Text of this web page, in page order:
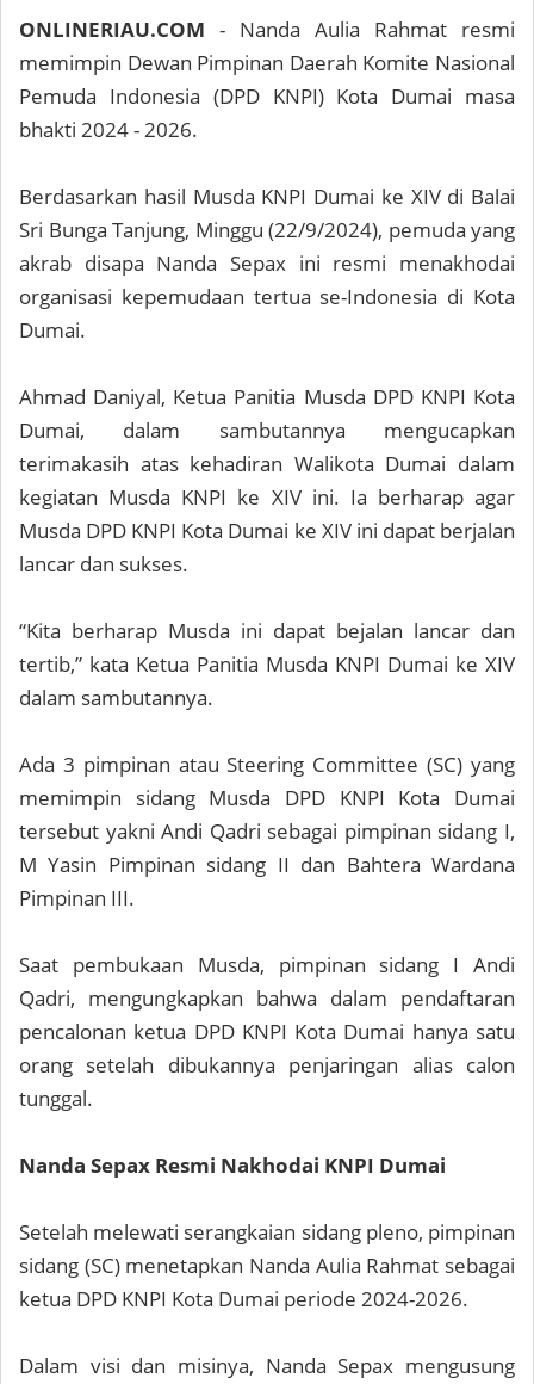
ONLINERIAU.COM - Nanda Aulia Rahmat resmi
memimpin Dewan Pimpinan Daerah Komite Nasional
Pemuda Indonesia (DPD KNPI) Kota Dumai masa
bhakti 2024 - 2026.
Berdasarkan hasil Musda KNPI Dumai ke XIV di Balai
Sri Bunga Tanjung, Minggu (22/9/2024), pemuda yang
akrab disapa Nanda Sepax ini resmi menakhodai
organisasi kepemudaan tertua se-Indonesia di Kota
Dumai.
Ahmad Daniyal, Ketua Panitia Musda DPD KNPI Kota
Dumai, dalam sambutannya mengucapkan
terimakasih atas kehadiran Walikota Dumai dalam
kegiatan Musda KNPI ke XIV ini. Ia berharap agar
Musda DPD KNPI Kota Dumai ke XIV ini dapat berjalan
lancar dan sukses.
“Kita berharap Musda ini dapat bejalan lancar dan
tertib,” kata Ketua Panitia Musda KNPI Dumai ke XIV
dalam sambutannya.
Ada 3 pimpinan atau Steering Committee (SC) yang
memimpin sidang Musda DPD KNPI Kota Dumai
tersebut yakni Andi Qadri sebagai pimpinan sidang I,
M Yasin Pimpinan sidang II dan Bahtera Wardana
Pimpinan III.
Saat pembukaan Musda, pimpinan sidang I Andi
Qadri, mengungkapkan bahwa dalam pendaftaran
pencalonan ketua DPD KNPI Kota Dumai hanya satu
orang setelah dibukannya penjaringan alias calon
tunggal.
Nanda Sepax Resmi Nakhodai KNPI Dumai
Setelah melewati serangkaian sidang pleno, pimpinan
sidang (SC) menetapkan Nanda Aulia Rahmat sebagai
ketua DPD KNPI Kota Dumai periode 2024-2026.
Dalam visi dan misinya, Nanda Sepax mengusung